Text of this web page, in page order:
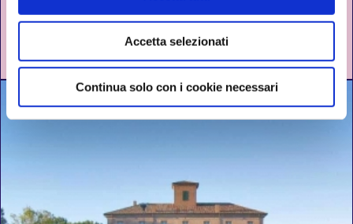
Accetta selezionati
Continua solo con i cookie necessari
DAL 12 GIUGNO AL 28 AGOSTO 2026